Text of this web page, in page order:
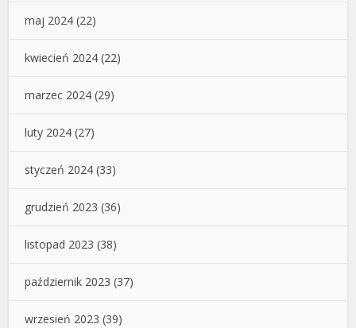
maj 2024 (22)
kwiecień 2024 (22)
marzec 2024 (29)
luty 2024 (27)
styczeń 2024 (33)
grudzień 2023 (36)
listopad 2023 (38)
październik 2023 (37)
wrzesień 2023 (39)